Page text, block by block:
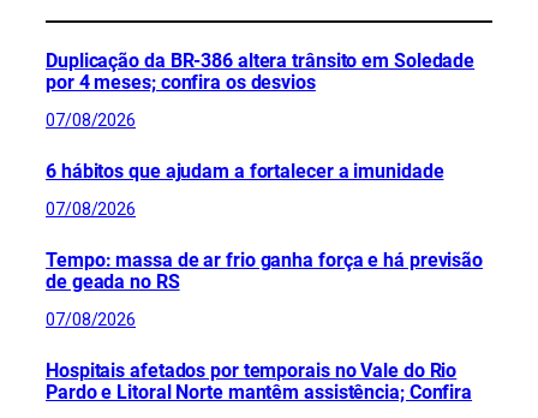
Duplicação da BR-386 altera trânsito em Soledade
por 4 meses; confira os desvios
07/08/2026
6 hábitos que ajudam a fortalecer a imunidade
07/08/2026
Tempo: massa de ar frio ganha força e há previsão
de geada no RS
07/08/2026
Hospitais afetados por temporais no Vale do Rio
Pardo e Litoral Norte mantêm assistência; Confira